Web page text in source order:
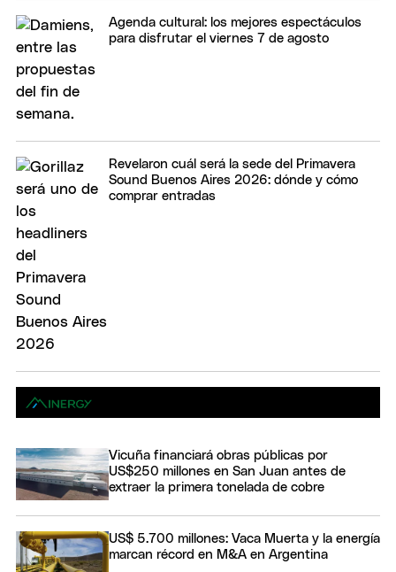
Agenda cultural: los mejores espectáculos
para disfrutar el viernes 7 de agosto
Revelaron cuál será la sede del Primavera
Sound Buenos Aires 2026: dónde y cómo
comprar entradas
Vicuña financiará obras públicas por
US$250 millones en San Juan antes de
extraer la primera tonelada de cobre
US$ 5.700 millones: Vaca Muerta y la energía
marcan récord en M&A en Argentina